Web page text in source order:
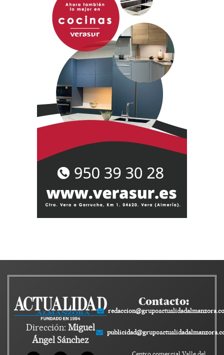
Dirección: Miguel
Ángel Sánchez
Contacto: